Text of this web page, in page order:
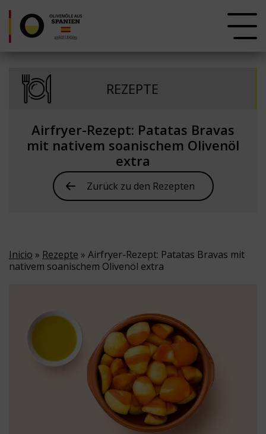
REZEPTE
Airfryer-Rezept: Patatas Bravas
mit nativem soanischem Olivenöl
extra
Zurück zu den Rezepten
Inicio » Rezepte » Airfryer-Rezept: Patatas Bravas mit
nativem soanischem Olivenöl extra